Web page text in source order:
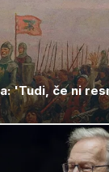
'Tudi, če ni